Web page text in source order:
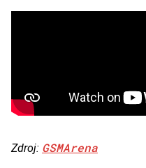
Zdroj: GSMArena